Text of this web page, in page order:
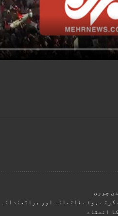
چوری
ہوئے فاتحانہ اور جراتمندانہ
انعقاد